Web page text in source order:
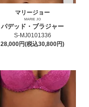
マリージョー
MARIE JO
パデッド・ブラジャー
S-MJ0101336
28,000円(税込30,800円)